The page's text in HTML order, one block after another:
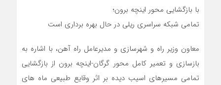
با بازگشایی محور اینچه برون؛
تمامی شبکه سراسری ریلی در حال بهره برداری است
معاون وزیر راه و شهرسازی و مدیرعامل راه آهن، با اشاره به
بازسازی و تعمیر کامل محور گرگان-اینچه برون از بازگشایی
تمامی مسیرهای اسیب دیده بر اثر وقایع طبیعی ماه های